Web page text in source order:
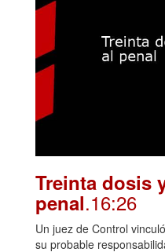
Treinta dosis
penal.16:26
Un juez de Control
su probable